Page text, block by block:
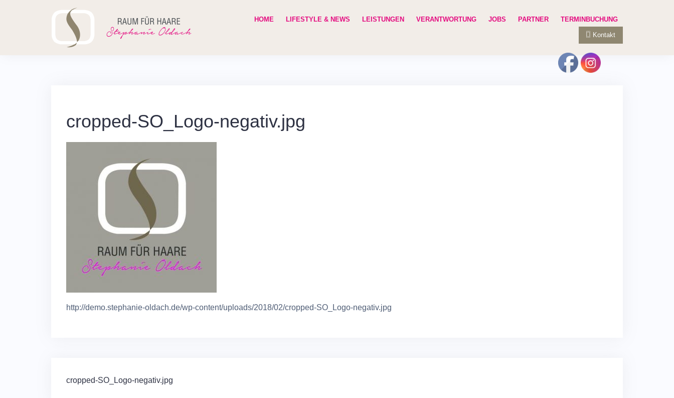
HOME LIFESTYLE & NEWS LEISTUNGEN VERANTWORTUNG JOBS PARTNER TERMINBUCHUNG
Kontakt
cropped-SO_Logo-negativ.jpg
http://demo.stephanie-oldach.de/wp-content/uploads/2018/02/cropped-SO_Logo-negativ.jpg
Beitragsnavigation
cropped-SO_Logo-negativ.jpg